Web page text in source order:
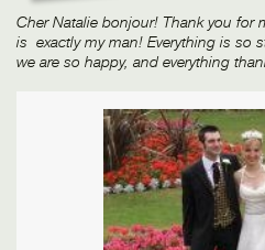
Cher Natalie bonjour! Thank you for
is exactly my man! Everything is so
we are so happy, and everything